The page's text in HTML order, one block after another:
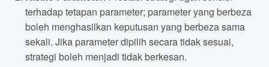
terhadap tetapan parameter; parameter yang berbeza
boleh menghasilkan keputusan yang berbeza sama
sekali. Jika parameter dipilih secara tidak sesuai,
strategi boleh menjadi tidak berkesan.